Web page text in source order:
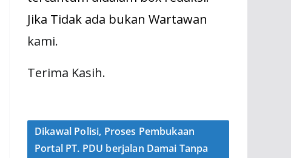
Jika Tidak ada bukan Wartawan
kami.
Terima Kasih.
Dikawal Polisi, Proses Pembukaan
Portal PT. PDU berjalan Damai Tanpa